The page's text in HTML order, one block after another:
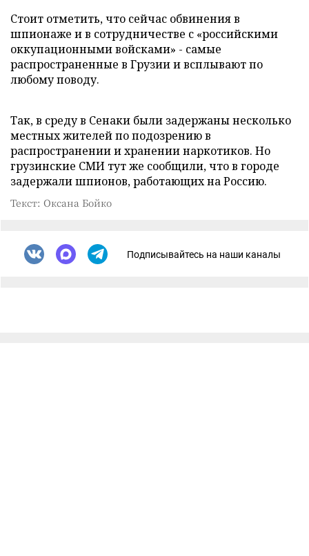
Стоит отметить, что сейчас обвинения в
шпионаже и в сотрудничестве с «российскими
оккупационными войсками» - самые
распространенные в Грузии и всплывают по
любому поводу.
Так, в среду в Сенаки были задержаны несколько
местных жителей по подозрению в
распространении и хранении наркотиков. Но
грузинские СМИ тут же сообщили, что в городе
задержали шпионов, работающих на Россию.
Текст: Оксана Бойко
Подписывайтесь на наши каналы